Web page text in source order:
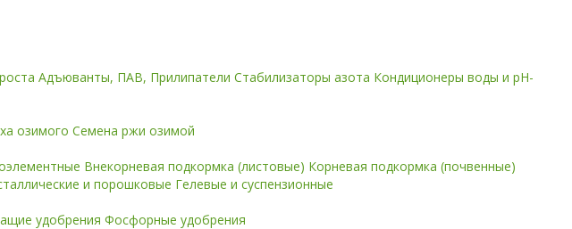
Адъюванты, ПАВ, Прилипатели Стабилизаторы азота Кондиционеры воды и pH-
озимого Семена ржи озимой
Внекорневая подкормка (листовые) Корневая подкормка (почвенные)
и порошковые Гелевые и суспензионные
удобрения Фосфорные удобрения